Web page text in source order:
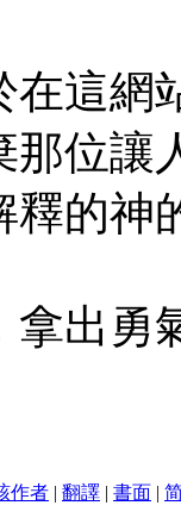
在這網
那位讓
釋的神
拿出勇
作者 | 翻譯 | 書面 |